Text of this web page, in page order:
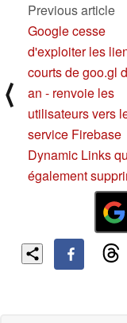
⟨
Previous article
Google cesse
d'exploiter les
courts de goo.gl
an - renvoie les
utilisateurs vers
service Firebase
Dynamic Links
également